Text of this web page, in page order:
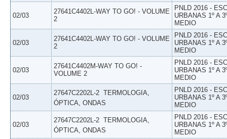
02/03
27641C4402L-WAY TO GO! - VOLUME
2
PNLD 2016 -
URBANAS 1º A
MEDIO
02/03
27641C4402L-WAY TO GO! - VOLUME
2
PNLD 2016 -
URBANAS 1º A
MEDIO
02/03
27641C4402M-WAY TO GO! -
VOLUME 2
PNLD 2016 -
URBANAS 1º A
MEDIO
02/03
27647C2202L-2  TERMOLOGIA,
ÓPTICA, ONDAS
PNLD 2016 -
URBANAS 1º A
MEDIO
02/03
27647C2202L-2  TERMOLOGIA,
ÓPTICA, ONDAS
PNLD 2016 -
URBANAS 1º A
MEDIO